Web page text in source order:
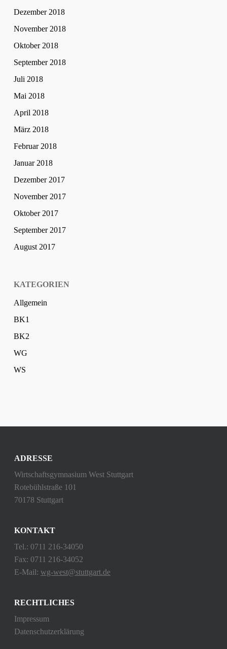
Dezember 2018
November 2018
Oktober 2018
September 2018
Juli 2018
Mai 2018
April 2018
März 2018
Februar 2018
Januar 2018
Dezember 2017
November 2017
Oktober 2017
September 2017
August 2017
KATEGORIEN
Allgemein
BK1
BK2
WG
WS
ADRESSE
Wirtschaftsgymnasium West Stuttgart
Rotebühlstraße 101
70178 Stuttgart
KONTAKT
Tel.: 0711 216-34050
Fax: 0711 216-34052
E-Mail: wg-west@stuttgart.de
RECHTLICHES
Impressum
Datenschutzerklärung